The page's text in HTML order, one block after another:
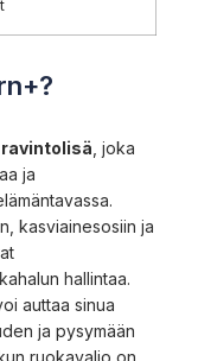
ravintolisä , joka
ja
kasviainesosiin ja
hallintaa.
auttaa sinua
ja pysymään
ruokavalio on